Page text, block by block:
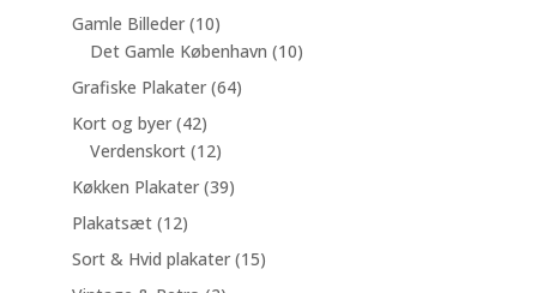
varer
Gamle Billeder 1010
varer
Det Gamle København 1010
Grafiske Plakater 6464
Kort og byer 4242
varer
Verdenskort 1212
varer
Køkken Plakater 3939
Plakatsæt 1212
varer
Sort & Hvid plakater 1515